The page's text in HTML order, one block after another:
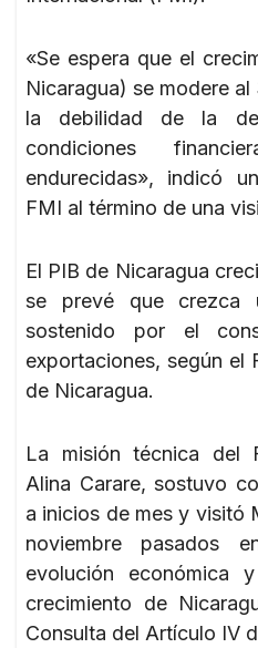
«Se espera que el
Nicaragua) se modere
la debilidad de la
condiciones
endurecidas», indicó
FMI al término de una
El PIB de Nicaragua
se prevé que
sostenido por el
exportaciones, según el
de Nicaragua.
La misión técnica del
Alina Carare, sostuvo
a inicios de mes y visitó
noviembre pasados
evolución económica
crecimiento de
Consulta del Artículo IV